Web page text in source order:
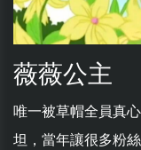
薇薇公主
唯一被草帽全員真
坦，當年讓很多粉